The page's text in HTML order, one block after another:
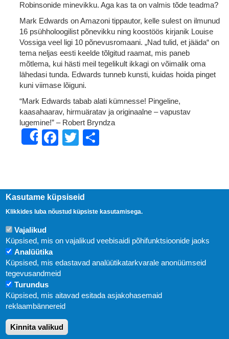
Robinsonide minevikku. Aga kas ta on valmis tõde teadma?
Mark Edwards on Amazoni tippautor, kelle sulest on ilmunud
16 psühholoogilist põnevikku ning koostöös kirjanik Louise
Vossiga veel ligi 10 põnevusromaani. „Nad tulid, et jääda“ on
tema neljas eesti keelde tõlgitud raamat, mis paneb
mõtlema, kui hästi meil tegelikult ikkagi on võimalik oma
lähedasi tunda. Edwards tunneb kunsti, kuidas hoida pinget
kuni viimase lõiguni.
“Mark Edwards tabab alati kümnesse! Pingeline,
kaasahaarav, hirmuäratav ja originaalne – vapustav
lugemine!” – Robert Bryndza
ShareFacebook
Twitter
Uudised
KIRJASTUS PEGASUS OÜ © 2020
Paldiski mnt. 29 (A korpus VI korrus), Tallinn
Kasutame küpsiseid
Klikkides luba nõustud küpsiste kasutamisega.
Vajalikud
Küpsised, mis on vajalikud veebisaidi põhifunktsioonide jaoks
Analüütika
Küpsised, mis edastavad analüütikatarkvarale anonüümseid
tegevusandmeid
Turundus
Küpsised, mis aitavad esitada asjakohasemaid
reklaambännereid
Kinnita valikud